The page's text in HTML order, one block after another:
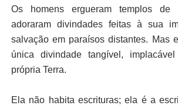
Os homens ergueram templos de
adoraram divindades feitas à sua
salvação em paraísos distantes. Mas
única divindade tangível,
própria Terra.
Ela não habita escrituras; ela é a